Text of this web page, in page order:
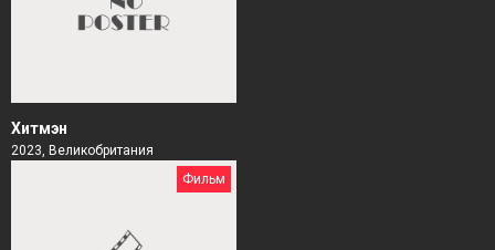
Хитмэн
2023, Великобритания
Фильм